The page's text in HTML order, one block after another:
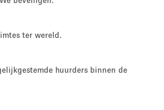
ter wereld.
huurders binnen de